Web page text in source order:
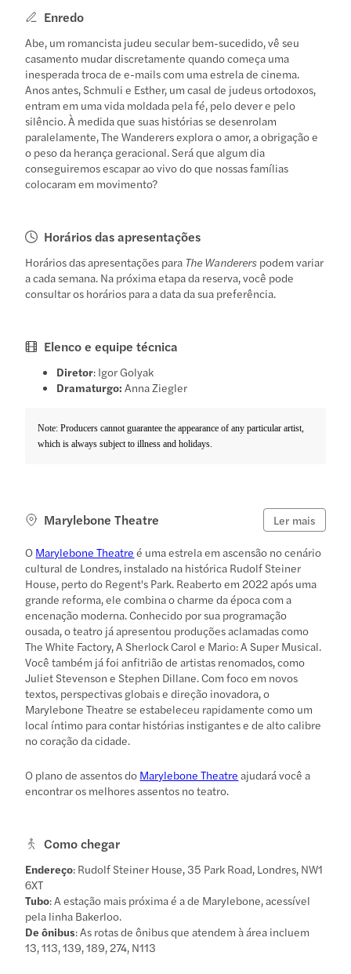
Enredo
Abe, um romancista judeu secular bem-sucedido, vê seu
casamento mudar discretamente quando começa uma
inesperada troca de e-mails com uma estrela de cinema.
Anos antes, Schmuli e Esther, um casal de judeus ortodoxos,
entram em uma vida moldada pela fé, pelo dever e pelo
silêncio. À medida que suas histórias se desenrolam
paralelamente, The Wanderers explora o amor, a obrigação e
o peso da herança geracional. Será que algum dia
conseguiremos escapar ao vivo do que nossas famílias
colocaram em movimento?
Horários das apresentações
Horários das apresentações para The Wanderers podem variar
a cada semana. Na próxima etapa da reserva, você pode
consultar os horários para a data da sua preferência.
Elenco e equipe técnica
Diretor: Igor Golyak
Dramaturgo: Anna Ziegler
Note: Producers cannot guarantee the appearance of any particular artist,
which is always subject to illness and holidays.
Marylebone Theatre Ler mais
O Marylebone Theatre é uma estrela em ascensão no cenário
cultural de Londres, instalado na histórica Rudolf Steiner
House, perto do Regent's Park. Reaberto em 2022 após uma
grande reforma, ele combina o charme da época com a
encenação moderna. Conhecido por sua programação
ousada, o teatro já apresentou produções aclamadas como
The White Factory, A Sherlock Carol e Mario: A Super Musical.
Você também já foi anfitrião de artistas renomados, como
Juliet Stevenson e Stephen Dillane. Com foco em novos
textos, perspectivas globais e direção inovadora, o
Marylebone Theatre se estabeleceu rapidamente como um
local íntimo para contar histórias instigantes e de alto calibre
no coração da cidade.
O plano de assentos do Marylebone Theatre ajudará você a
encontrar os melhores assentos no teatro.
Como chegar
Endereço: Rudolf Steiner House, 35 Park Road, Londres, NW1
6XT
Tubo: A estação mais próxima é a de Marylebone, acessível
pela linha Bakerloo.
De ônibus: As rotas de ônibus que atendem à área incluem
13, 113, 139, 189, 274, N113